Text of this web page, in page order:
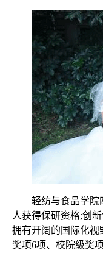
轻纺与食品学院
人获得保研资格;创
拥有开阔的国际化视
奖项6项、校院级奖项